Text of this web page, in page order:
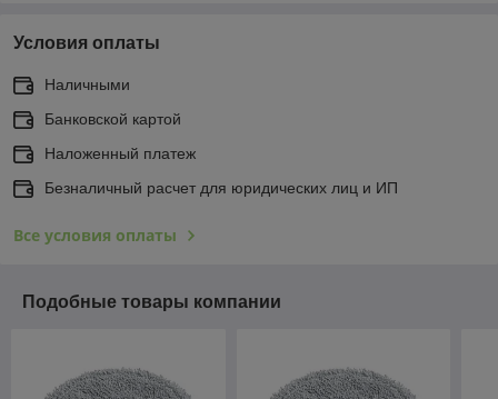
Условия оплаты
Наличными
Банковской картой
Наложенный платеж
Безналичный расчет для юридических лиц и ИП
Все условия оплаты
Подобные товары компании